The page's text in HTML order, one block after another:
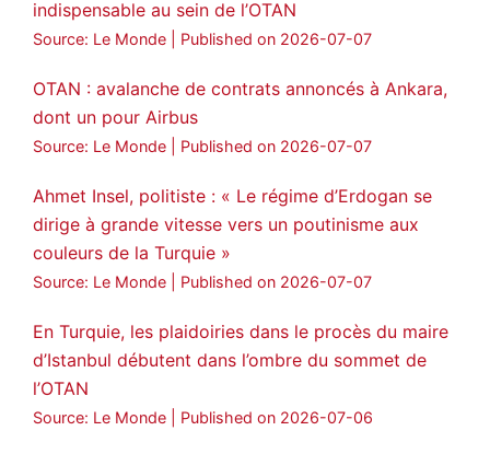
indispensable au sein de l’OTAN
Source: Le Monde Published on 2026-07-07
OTAN : avalanche de contrats annoncés à Ankara,
dont un pour Airbus
Source: Le Monde Published on 2026-07-07
Ahmet Insel, politiste : « Le régime d’Erdogan se
dirige à grande vitesse vers un poutinisme aux
couleurs de la Turquie »
Source: Le Monde Published on 2026-07-07
En Turquie, les plaidoiries dans le procès du maire
d’Istanbul débutent dans l’ombre du sommet de
l’OTAN
Source: Le Monde Published on 2026-07-06